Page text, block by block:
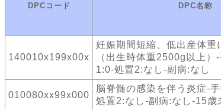
DPCコード DPC名称
140010x199x00x
妊娠期間短縮、低出産体重
（出生時体重2500g以上）
1:0-処置2:なし-副病:なし
010080xx99x000
脳脊髄の感染を伴う炎症-
処置2:なし-副病:なし-15歳